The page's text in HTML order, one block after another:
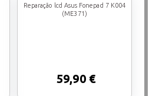
Reparação lcd Asus Fonepad 7 K004
(ME371)
59,90 €